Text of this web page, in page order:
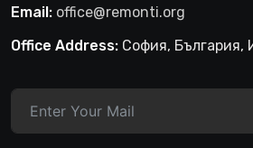
Email: office@remonti.org
Office Address: София, България,